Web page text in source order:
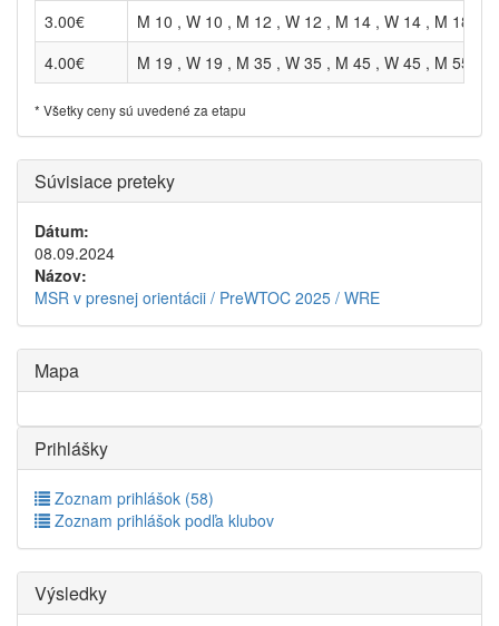
3.00€
M 10 , W 10 , M 12 , W 12 , M 14 , W 14 , M 18 ,
4.00€
M 19 , W 19 , M 35 , W 35 , M 45 , W 45 , M 55 ,
* Všetky ceny sú uvedené za etapu
Súvisiace preteky
Dátum:
08.09.2024
Názov:
MSR v presnej orientácii / PreWTOC 2025 / WRE
Mapa
Prihlášky
Zoznam prihlášok (58)
Zoznam prihlášok podľa klubov
Výsledky